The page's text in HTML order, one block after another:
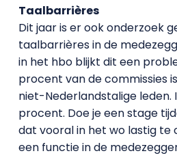
Taalbarrières
Dit jaar is er ook onderzoek
taalbarrières in de
in het hbo blijkt dit een
procent van de commissies
niet-Nederlandstalige leden.
procent. Doe je een stage
dat vooral in het wo lastig te
een functie in de